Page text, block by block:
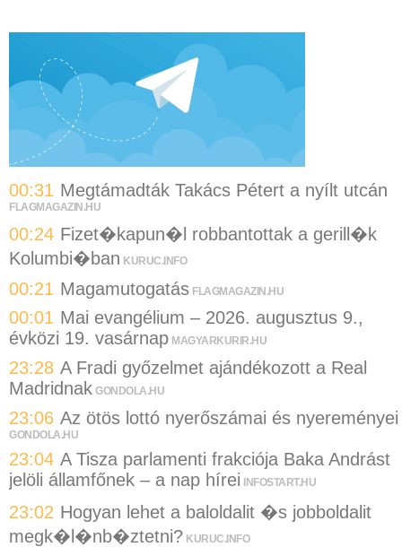
00:31 Megtámadták Takács Pétert a nyílt utcán
FLAGMAGAZIN.HU
00:24 Fizet�kapun�l robbantottak a gerill�k
Kolumbi�ban KURUC.INFO
00:21 Magamutogatás FLAGMAGAZIN.HU
00:01 Mai evangélium – 2026. augusztus 9.,
évközi 19. vasárnap MAGYARKURIR.HU
23:28 A Fradi győzelmet ajándékozott a Real
Madridnak GONDOLA.HU
23:06 Az ötös lottó nyerőszámai és nyereményei
GONDOLA.HU
23:04 A Tisza parlamenti frakciója Baka Andrást
jelöli államfőnek – a nap hírei
INFOSTART.HU
23:02 Hogyan lehet a baloldalit �s jobboldalit
megk�l�nb�ztetni? KURUC.INFO